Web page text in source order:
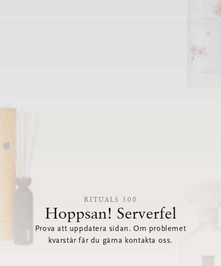
RITUALS 500
Hoppsan! Serverfel
Prova att uppdatera sidan. Om problemet
kvarstår får du gärna kontakta oss.